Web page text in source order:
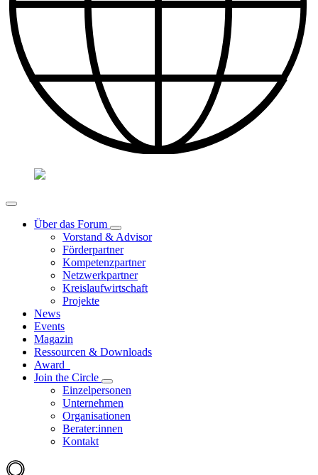
Über das Forum
Vorstand & Advisor
Förderpartner
Kompetenzpartner
Netzwerkpartner
Kreislaufwirtschaft
Projekte
News
Events
Magazin
Ressourcen & Downloads
Award
Join the Circle
Einzelpersonen
Unternehmen
Organisationen
Berater:innen
Kontakt